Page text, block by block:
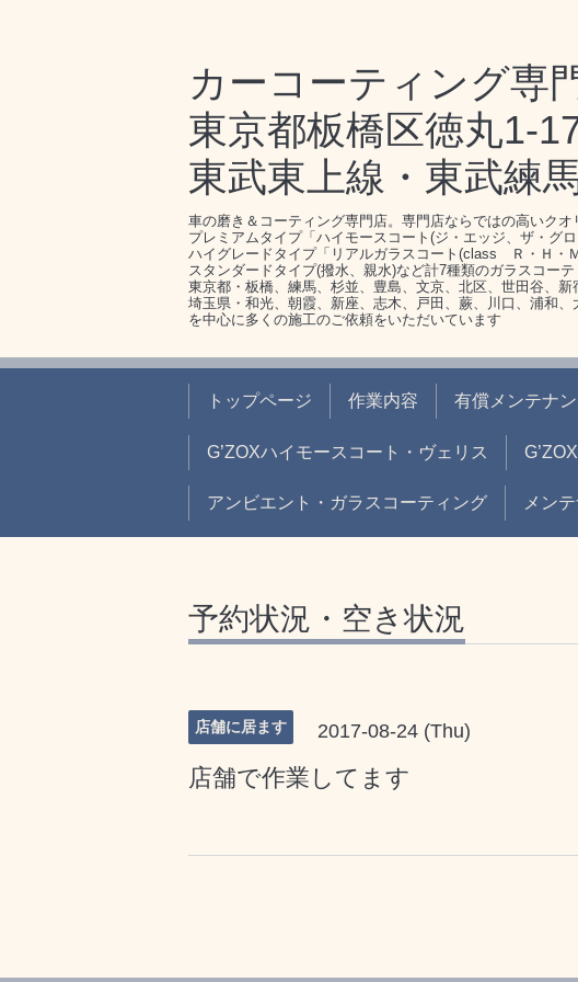
カーコーティング専
東京都板橋区徳丸1-
東武東上線・東武練
車の磨き＆コーティング専門店。専門店ならではの高いクオ
プレミアムタイプ「ハイモースコート(ジ・エッジ、ザ・グロ
ハイグレードタイプ「リアルガラスコート(class Ｒ・Ｈ・Ｍ
スタンダードタイプ(撥水、親水)など計7種類のガラスコー
東京都・板橋、練馬、杉並、豊島、文京、北区、世田谷、新
埼玉県・和光、朝霞、新座、志木、戸田、蕨、川口、浦和、
を中心に多くの施工のご依頼をいただいています
トップページ 作業内容 有償メンテナン
G’ZOXハイモースコート・ヴェリス
アンビエント・ガラスコーティング メン
予約状況・空き状況
店舗に居ます 2017-08-24 (Thu)
店舗で作業してます